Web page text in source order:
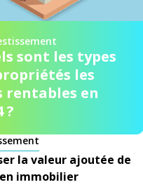
sont les types
les
rentables en
?
la valeur ajoutée de
immobilier